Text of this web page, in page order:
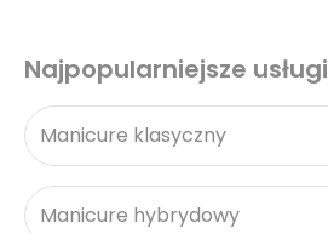
Najpopularniejsze usługi
Manicure klasyczny
Manicure hybrydowy